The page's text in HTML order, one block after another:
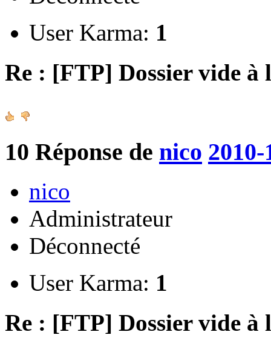
User Karma: 1
Re : [FTP] Dossier vide à
10 Réponse de nico
nico
Administrateur
Déconnecté
User Karma: 1
Re : [FTP] Dossier vide à